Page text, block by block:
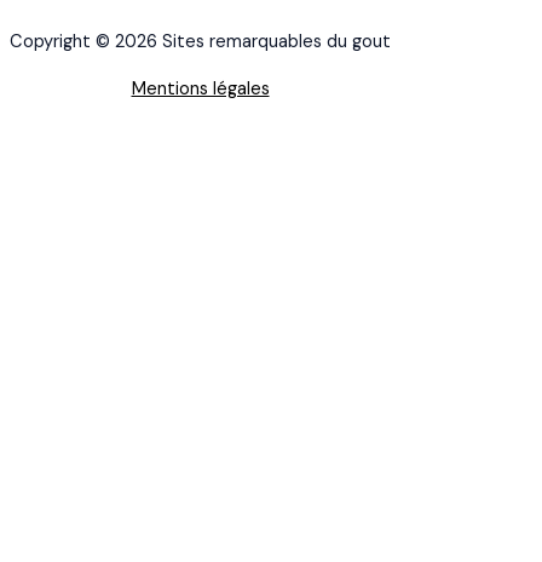
Copyright © 2026 Sites remarquables du gout
Mentions légales